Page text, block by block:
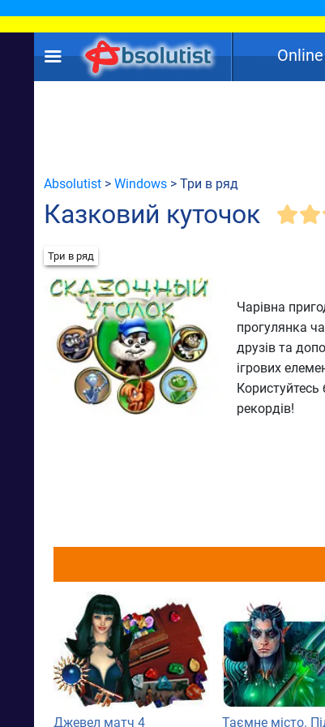
Online
Absolutist > Windows > Три в ряд
Казковий куточок
Три в ряд
Чарівна
прогулянка
друзів та
ігрових
рекордів!
Джевел матч 4 Таємне місто.